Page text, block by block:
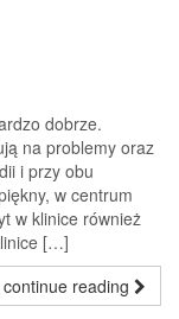
dobrze.
na problemy oraz
i przy obu
w centrum
w klinice również
[…]
continue reading